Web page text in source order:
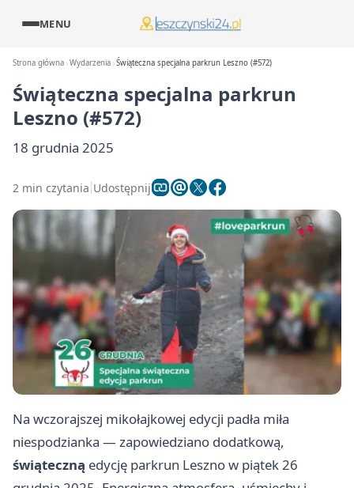
MENU
Strona główna Wydarzenia Świąteczna specjalna parkrun Leszno (#572)
Świąteczna specjalna parkrun
Leszno (#572)
18 grudnia 2025
2 min czytania Udostępnij
Na wczorajszej mikołajkowej edycji padła miła
niespodzianka — zapowiedziano dodatkową,
świąteczną edycję parkrun Leszno w piątek 26